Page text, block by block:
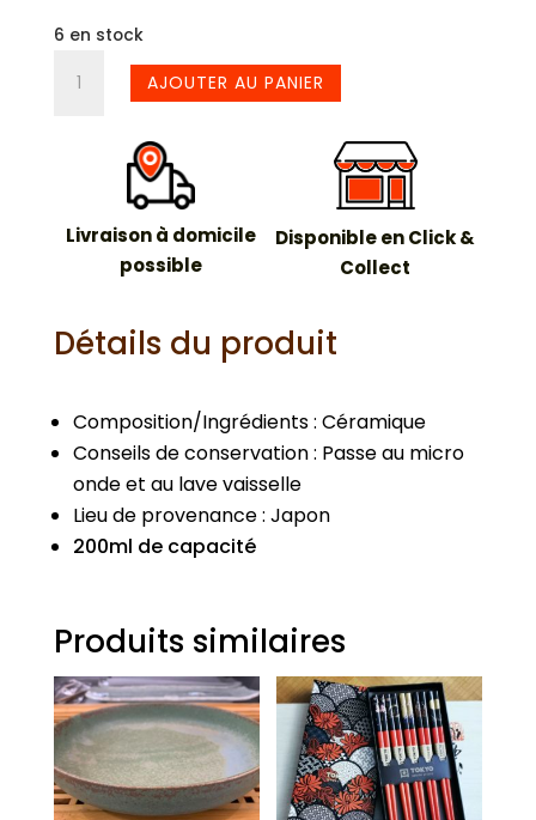
6 en stock
quantité
AJOUTER AU PANIER
Livraison à domicile
possible
Disponible en Click &
Collect
Détails du produit
Composition/Ingrédients : Céramique
Conseils de conservation : Passe au micro
onde et au lave vaisselle
Lieu de provenance : Japon
200ml de capacité
Produits similaires